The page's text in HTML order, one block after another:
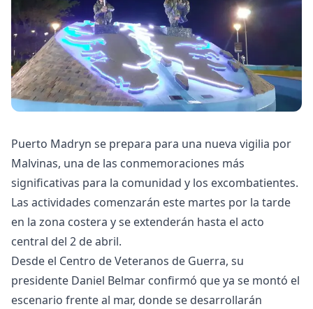
Puerto Madryn se prepara para una nueva vigilia por
Malvinas, una de las conmemoraciones más
significativas para la comunidad y los excombatientes.
Las actividades comenzarán este martes por la tarde
en la zona costera y se extenderán hasta el acto
central del 2 de abril.
Desde el Centro de Veteranos de Guerra, su
presidente Daniel Belmar confirmó que ya se montó el
escenario frente al mar, donde se desarrollarán